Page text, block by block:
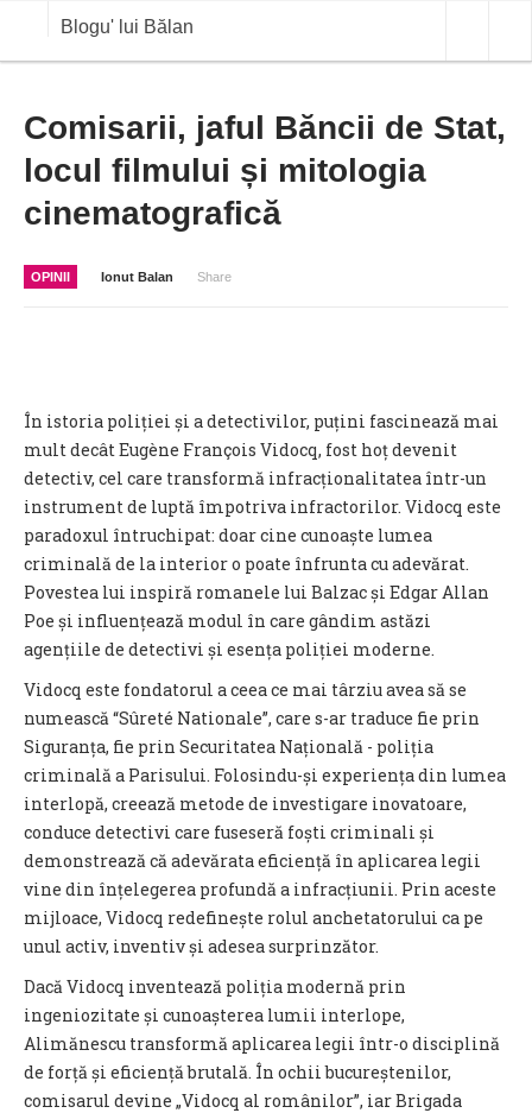
Blogu' lui Bălan
ANALIZE
BLOG IN DIALOG
Comisarii, jaful Băncii de Stat,
locul filmului și mitologia
cinematografică
OPINII Ionut Balan Share
În istoria poliției și a detectivilor, puțini fascinează mai
mult decât Eugène François Vidocq, fost hoț devenit
detectiv, cel care transformă infracționalitatea într-un
instrument de luptă împotriva infractorilor. Vidocq este
paradoxul întruchipat: doar cine cunoaște lumea
criminală de la interior o poate înfrunta cu adevărat.
Povestea lui inspiră romanele lui Balzac și Edgar Allan
Poe și influențează modul în care gândim astăzi
agențiile de detectivi și esența poliției moderne.
Vidocq este fondatorul a ceea ce mai târziu avea să se
numească“Sûreté Nationale”, care s-ar traduce fie prin
Siguranța, fie prin Securitatea Națională - poliția
criminală a Parisului. Folosindu-și experiența din lumea
interlopă, creează metode de investigare inovatoare,
conduce detectivi care fuseseră foști criminali și
demonstrează că adevărata eficiență în aplicarea legii
vine din înțelegerea profundă a infracțiunii. Prin aceste
mijloace, Vidocq redefinește rolul anchetatorului ca pe
unul activ, inventiv și adesea surprinzător.
Dacă Vidocq inventează poliția modernă prin
ingeniozitate și cunoașterea lumii interlope,
Alimănescu transformă aplicarea legii într-o disciplină
de forță și eficiență brutală. În ochii bucureștenilor,
comisarul devine „Vidocq al românilor”, iar Brigada